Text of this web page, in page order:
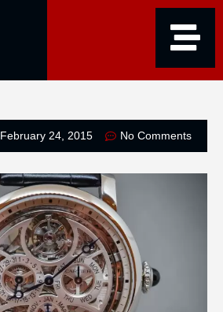
February 24, 2015 No Comments